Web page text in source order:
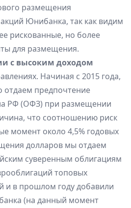
размещения
Юнибанка, так как видим
рискованные, но более
для размещения.
с высоким доходом
Начиная с 2015 года,
предпочтение
РФ (ОФЗ) при размещении
что соотношению риск
момент около 4,5% годовых
долларов мы отдаем
суверенным облигациям
топовых
и в прошлом году добавили
(на данный момент